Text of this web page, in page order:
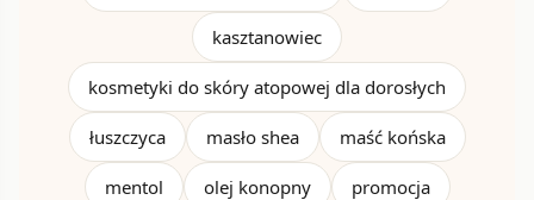
kasztanowiec
kosmetyki do skóry atopowej dla dorosłych
łuszczyca masło shea maść końska
mentol olej konopny promocja